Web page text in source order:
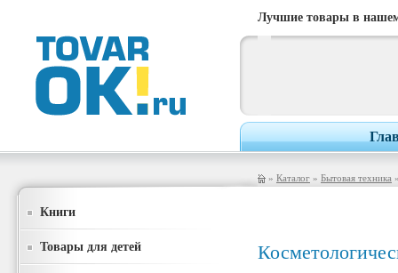
Лучшие товары в
» Каталог » Бытовая техника
Книги
Товары для детей